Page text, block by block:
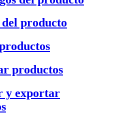
del producto
productos
y exportar